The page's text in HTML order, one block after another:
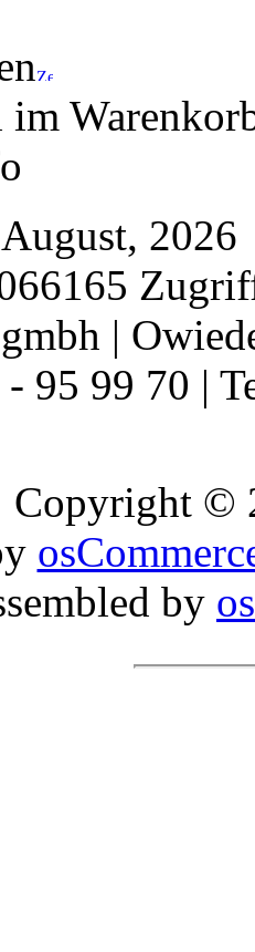
August,
|
95 99 70 |
Copyright ©
by